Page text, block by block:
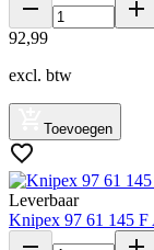
92,99
excl. btw
Toevoegen
Leverbaar
Knipex 97 61 145 F